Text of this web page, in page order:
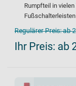
Rumpfteil in
Fußschalterleisten
Regulärer Preis:ab
Ihr Preis: ab